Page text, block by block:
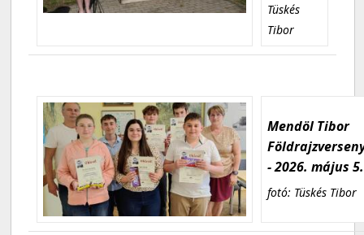
Tüskés
Tibor
Mendöl Tibor
- 2026. május 5.
fotó: Tüskés Tibor